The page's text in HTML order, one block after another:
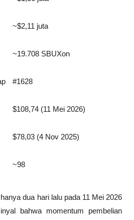
~$2,11 juta
~19.708 SBUXon
#1628
$108,74 (11 Mei 2026)
$78,03 (4 Nov 2025)
~98
dua hari lalu pada 11 Mei 2026
bahwa momentum pembelian